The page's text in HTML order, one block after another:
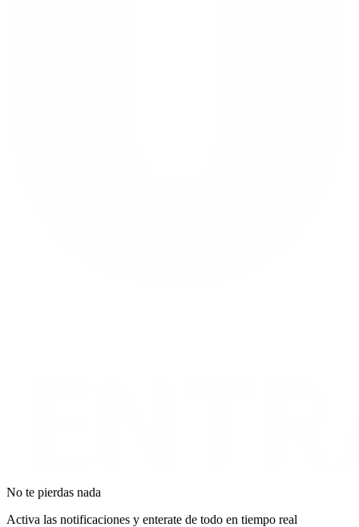
No te pierdas nada
Activa las notificaciones y enterate de todo en tiempo real